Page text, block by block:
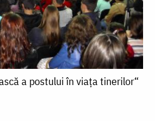
a postului în viaţa tinerilor“